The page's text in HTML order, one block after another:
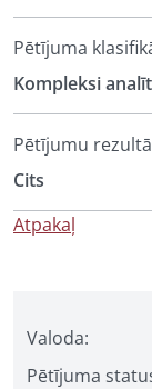
Valoda:
Pētījuma
Pētījuma
Kompleksi
Pētījumu
Cits
Atpakaļ